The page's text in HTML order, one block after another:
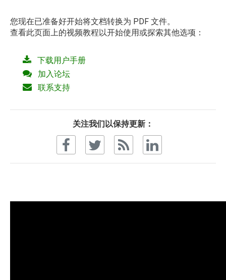
您现在已准备好开始将文档转换为 PDF 文件。
查看此页面上的视频教程以开始使用或探索其他选项：
下载用户手册
加入论坛
联系支持
关注我们以保持更新：